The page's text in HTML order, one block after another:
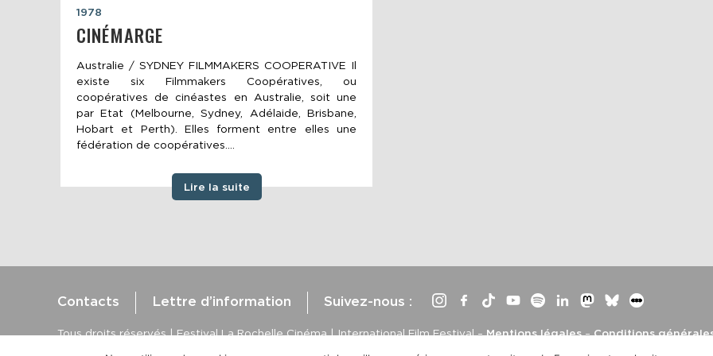
1978
CINÉMARGE
Australie / SYDNEY FILMMAKERS COOPERATIVE Il
existe six Filmmakers Coopératives, ou
coopératives de cinéastes en Australie, soit une
par Etat (Melbourne, Sydney, Adélaide, Brisbane,
Hobart et Perth). Elles forment entre elles une
fédération de coopératives....
Lire la suite
Contacts Lettre d’information Suivez-nous :
Tous droits réservés | Festival La Rochelle Cinéma | International Film Festival –Mentions légales–Conditions